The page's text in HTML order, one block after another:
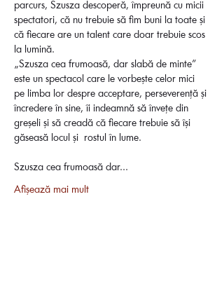
parcurs, Szusza descoperă, împreună cu micii
spectatori, că nu trebuie să fim buni la toate și
că fiecare are un talent care doar trebuie scos
la lumină.
„Szusza cea frumoasă, dar slabă de minte”
este un spectacol care le vorbește celor mici
pe limba lor despre acceptare, perseverență și
încredere în sine, îi indeamnă să învețe din
greșeli și să creadă că fiecare trebuie să își
găseasă locul și  rostul în lume.
Szusza cea frumoasă dar…
Afișează mai mult